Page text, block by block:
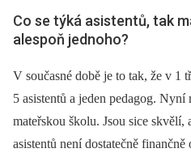
Co se týká asistentů, tak
alespoň jednoho?
V současné době je to tak, že v 1
5 asistentů a jeden pedagog. Nyní
mateřskou školu. Jsou sice
asistentů není dostatečně